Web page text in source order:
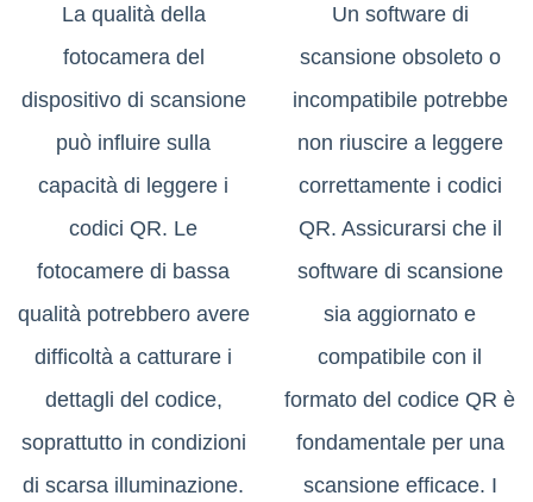
La qualità della
fotocamera del
dispositivo di scansione
può influire sulla
capacità di leggere i
codici QR. Le
fotocamere di bassa
qualità potrebbero avere
difficoltà a catturare i
dettagli del codice,
soprattutto in condizioni
di scarsa illuminazione.
Un software di
scansione obsoleto o
incompatibile potrebbe
non riuscire a leggere
correttamente i codici
QR. Assicurarsi che il
software di scansione
sia aggiornato e
compatibile con il
formato del codice QR è
fondamentale per una
scansione efficace. I